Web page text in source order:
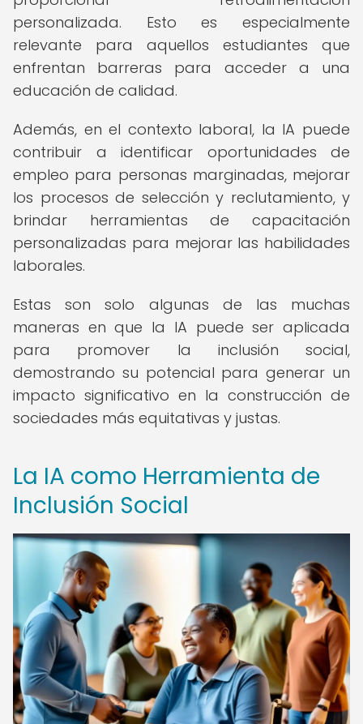
personalizada. Esto es especialmente
relevante para aquellos estudiantes que
enfrentan barreras para acceder a una
educación de calidad.
Además, en el contexto laboral, la IA puede
contribuir a identificar oportunidades de
empleo para personas marginadas, mejorar
los procesos de selección y reclutamiento, y
brindar herramientas de capacitación
personalizadas para mejorar las habilidades
laborales.
Estas son solo algunas de las muchas
maneras en que la IA puede ser aplicada
para promover la inclusión social,
demostrando su potencial para generar un
impacto significativo en la construcción de
sociedades más equitativas y justas.
La IA como Herramienta de
Inclusión Social